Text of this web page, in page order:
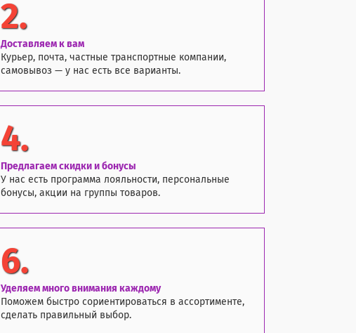
2.
Доставляем к вам
Курьер, почта, частные транспортные компании,
самовывоз — у нас есть все варианты.
4.
Предлагаем скидки и бонусы
У нас есть программа лояльности, персональные
бонусы, акции на группы товаров.
6.
Уделяем много внимания каждому
Поможем быстро сориентироваться в ассортименте,
сделать правильный выбор.